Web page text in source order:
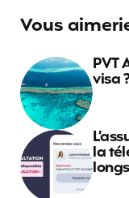
Vous
PVT
visa
la